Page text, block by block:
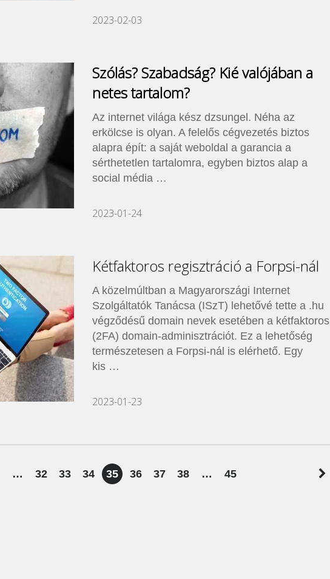
2023-02-03
Szólás? Szabadság? Kié valójában a
netes tartalom?
Az internet világa kész dzsungel. Néha az
erkölcse is olyan. A felelős cégvezetés biztos
alapra épít: a saját weboldal a garancia a
sérthetetlen tartalomra, egyben biztos alap a
social média …
2023-01-24
Kétfaktoros regisztráció a Forpsi-nál
A közelmúltban a Magyarországi Internet
Szolgáltatók Tanácsa (ISzT) lehetővé tette a .hu
végződésű domain nevek esetében a kétfaktoros
(2FA) domain-adminisztrációt. Ez a lehetőség
természetesen a Forpsi-nál is elérhető. Egy
kis …
2023-01-23
… 32 33 34 35 36 37 38 … 45